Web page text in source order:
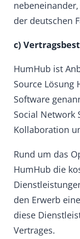
Software
Social Network
HumHub die
Dienstleistungen
den Erwerb einer
diese
Vertrages.
§ 2
Hosting
a) Allgemeines
HumHub bietet
Software